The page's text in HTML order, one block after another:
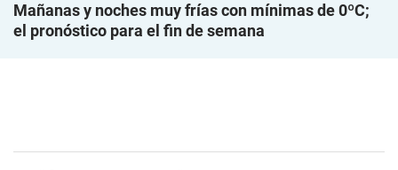
Mañanas y noches muy frías con mínimas de 0ºC;
el pronóstico para el fin de semana